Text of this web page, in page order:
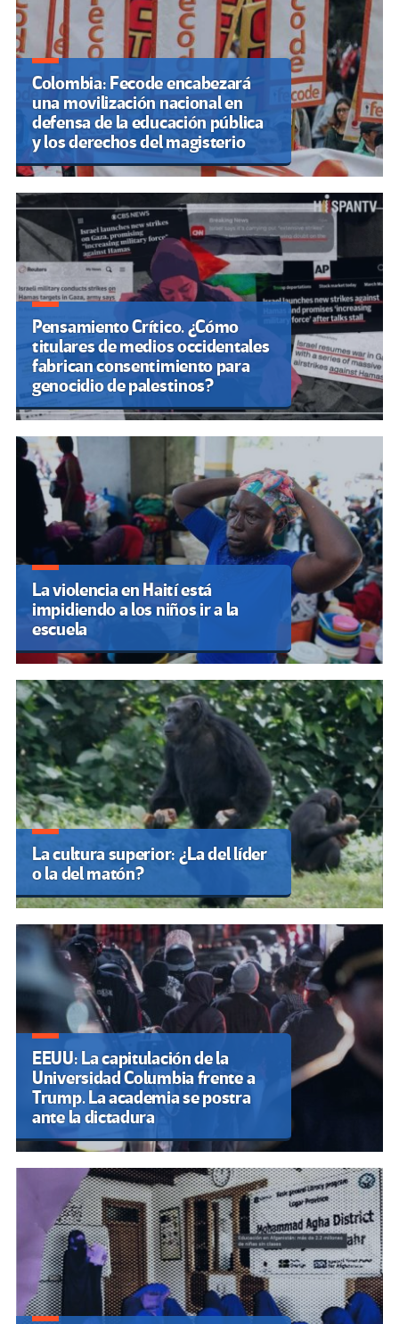
Colombia: Fecode encabezará
una movilización nacional en
defensa de la educación pública
y los derechos del magisterio
Pensamiento Crítico. ¿Cómo
titulares de medios occidentales
fabrican consentimiento para
genocidio de palestinos?
La violencia en Haití está
impidiendo a los niños ir a la
escuela
La cultura superior: ¿La del líder
o la del matón?
EEUU: La capitulación de la
Universidad Columbia frente a
Trump. La academia se postra
ante la dictadura